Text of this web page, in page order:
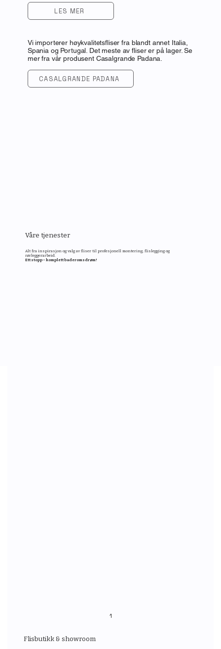
LES MER
Vi importerer høykvalitetsfliser fra blandt annet Italia,
Spania og Portugal. Det meste av fliser er på lager. Se
mer fra vårprodusent Casalgrande Padana.
CASALGRANDE PADANA
Våre tjenester
Alt fra inspirasjon og valg av fliser til profesjonell montering, flislegging og
rørleggerarbeid.
Ett stopp – komplett baderomsdrøm!
1
Flisbutikk & showroom